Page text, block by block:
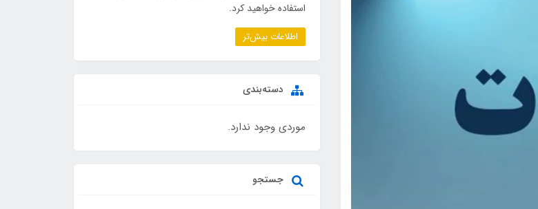
استفاده خواهید کرد.
اطلاعات بیش‌تر
دسته‌بندی
موردی وجود ندارد.
جستجو